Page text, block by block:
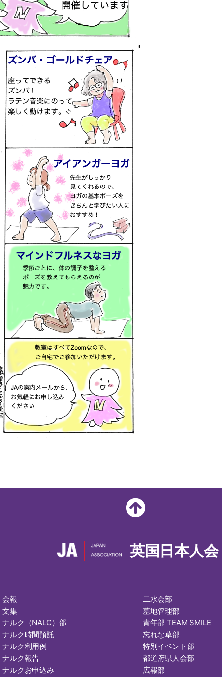
英国日本人会
会報
文集
ナルク（NALC）部
ナルク時間預託
ナルク利用例
ナルク報告
ナルクお申込み
二水会部
墓地管理部
青年部 TEAM SMILE
忘れな草部
特別イベント部
都道府県人会部
広報部